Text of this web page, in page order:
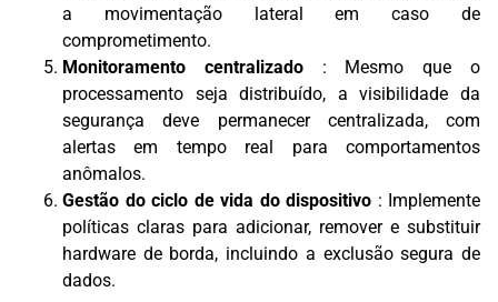
a movimentação lateral em caso de
comprometimento.
Monitoramento centralizado: Mesmo que o
processamento seja distribuído, a visibilidade da
segurança deve permanecer centralizada, com
alertas em tempo real para comportamentos
anômalos.
Gestão do ciclo de vida do dispositivo : Implemente
políticas claras para adicionar, remover e substituir
hardware de borda, incluindo a exclusão segura de
dados.